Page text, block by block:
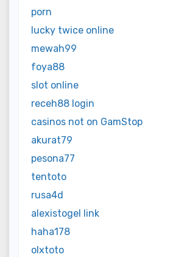
porn
lucky twice online
mewah99
foya88
slot online
receh88 login
casinos not on GamStop
akurat79
pesona77
tentoto
rusa4d
alexistogel link
haha178
olxtoto